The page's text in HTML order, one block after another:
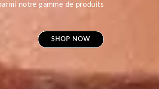
notre gamme de produits
SHOP NOW